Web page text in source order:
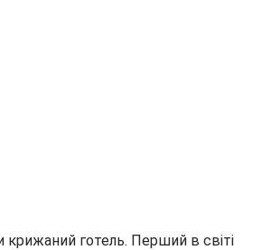
крижаний готель. Перший в світі